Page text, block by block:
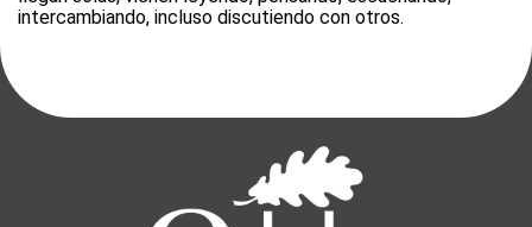
intercambiando, incluso discutiendo con otros.